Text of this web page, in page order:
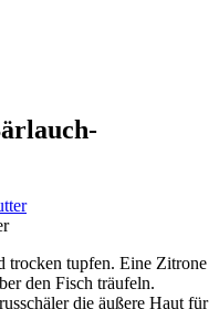
trocken tupfen. Eine Zitrone
den Fisch träufeln.
die äußere Haut für